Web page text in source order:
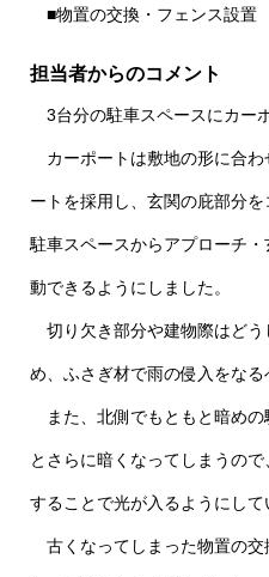
■物置の交換・フェンス設置
担当者からのコメント
3台分の駐車スペースにカー
カーポートは敷地の形に合わ
ートを採用し、玄関の庇部分
駐車スペースからアプローチ
動できるようにしました。
切り欠き部分や建物際はどう
め、ふさぎ材で雨の侵入をなる
また、北側でもともと暗めの
とさらに暗くなってしまうの
することで光が入るようにして
古くなってしまった物置の交